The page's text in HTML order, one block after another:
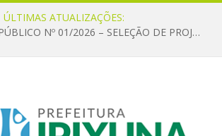
ÚLTIMAS ATUALIZAÇÕES:
CHAMAMENTO PÚBLICO Nº 01/2026 – SELEÇÃO DE PROJETOS PARA FIRMAR TERMO DE EXECUÇÃO CULTURAL COM RECURSOS DA POLÍTICA NACIONAL ALDIR BLANC DE FOMENTO À CULTURA – PNAB (LEI Nº 14.399/2022)